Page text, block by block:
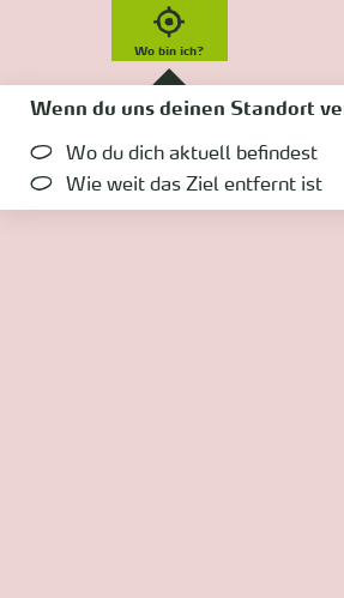
Wo bin ich?
Wenn du uns deinen Standort
Wo du dich aktuell befindest
Wie weit das Ziel entfernt ist